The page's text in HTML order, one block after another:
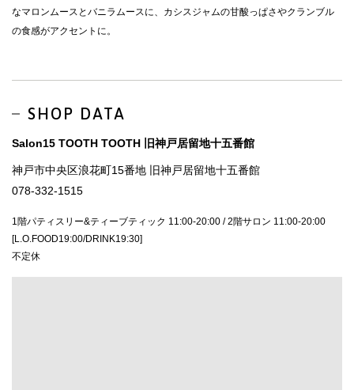
なマロンムースとバニラムースに、カシスジャムの甘酸っぱさやクランブル
の食感がアクセントに。
SHOP DATA
Salon15 TOOTH TOOTH 旧神戸居留地十五番館
神戸市中央区浪花町15番地 旧神戸居留地十五番館
078-332-1515
1階パティスリー&ティーブティック 11:00-20:00 / 2階サロン 11:00-20:00
[L.O.FOOD19:00/DRINK19:30]
不定休